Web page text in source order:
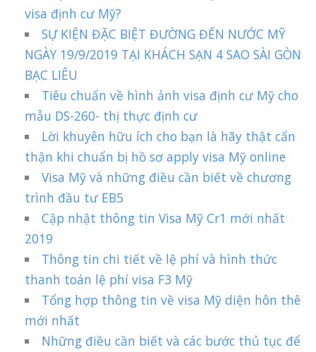
visa định cư Mỹ?
SỰ KIỆN ĐẶC BIỆT ĐƯỜNG ĐẾN NƯỚC MỸ
NGÀY 19/9/2019 TẠI KHÁCH SẠN 4 SAO SÀI GÒN
BẠC LIÊU
Tiêu chuẩn về hình ảnh visa định cư Mỹ cho
mẫu DS-260- thị thực định cư
Lời khuyên hữu ích cho bạn là hãy thật cẩn
thận khi chuẩn bị hồ sơ apply visa Mỹ online
Visa Mỹ và những điều cần biết về chương
trình đầu tư EB5
Cập nhật thông tin Visa Mỹ Cr1 mới nhất
2019
Thông tin chi tiết về lệ phí và hình thức
thanh toán lệ phí visa F3 Mỹ
Tổng hợp thông tin về visa Mỹ diện hôn thê
mới nhất
Những điều cần biết và các bước thủ tục để